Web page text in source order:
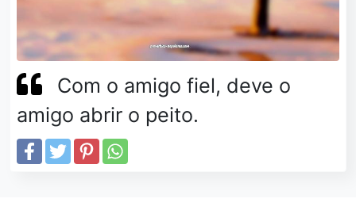
Com o amigo fiel, deve o
amigo abrir o peito.